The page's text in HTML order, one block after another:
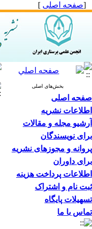
[صفحه اصلی ]
بخش‌های اصلی
صفحه اصلی
اطلاعات نشریه
آرشیو مجله و مقالات
برای نویسندگان
پروانه و مجوزهای نشریه
برای داوران
اطلاعات پرداخت هزینه
ثبت نام و اشتراک
تسهیلات پایگاه
تماس با ما